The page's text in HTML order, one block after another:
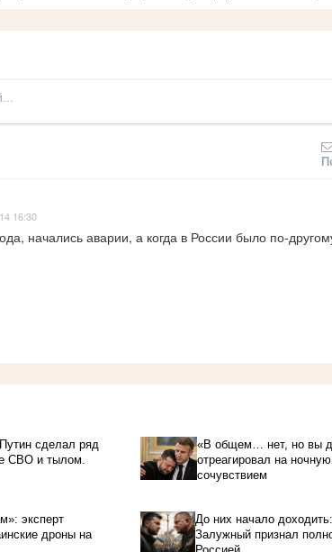
16:30
начались аварии, а когда в России было по-
сделал ряд
СВО и тылом.
«В общем… нет, но вы
отреагировал на
сочувствием
эксперт
дроны на
До них начало
Залужный признал